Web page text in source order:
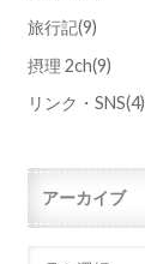
旅行記(9)
摂理 2ch(9)
リンク・SNS(4)
アーカイブ